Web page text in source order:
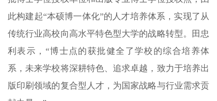
此构建起“本硕博一体化”的人才培养体系，实现了从
传统行业高校向高水平特色型大学的战略转型。田忠
利表示，“博士点的获批健全了学校的综合培养体
系，未来学校将深耕特色、追求卓越，致力于培养出
版印刷领域的复合型人才，为国家战略与行业需求贡